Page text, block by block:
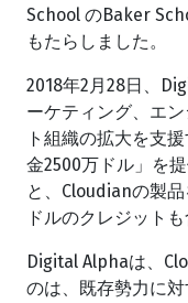
School のBaker
もたらしました。
2018年2月28日、
ーケティング、エ
ト組織の拡大を支
金2500万ドル」を
と、Cloudianの製
ドルのクレジット
Digital Alphaは、
のは、既存勢力に